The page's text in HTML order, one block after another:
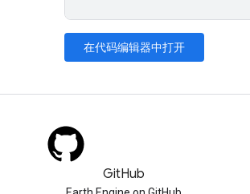
在代码编辑器中打开
GitHub